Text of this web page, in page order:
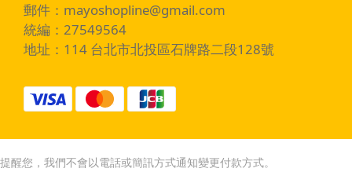
郵件： mayoshopline@gmail.com
統編：27549564
地址：114 台北市北投區石牌路二段128號
提醒您，我們不會以電話或簡訊方式通知變更付款方式。